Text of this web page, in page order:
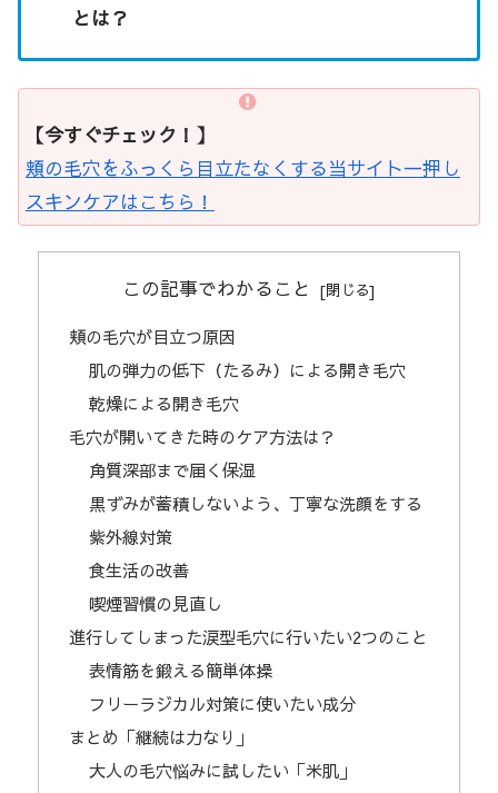
とは？
【今すぐチェック！】
頬の毛穴をふっくら目立たなくする当サイト一押し
スキンケアはこちら！
この記事でわかること
頬の毛穴が目立つ原因
肌の弾力の低下（たるみ）による開き毛穴
乾燥による開き毛穴
毛穴が開いてきた時のケア方法は？
角質深部まで届く保湿
黒ずみが蓄積しないよう、丁寧な洗顔をする
紫外線対策
食生活の改善
喫煙習慣の見直し
進行してしまった涙型毛穴に行いたい2つのこと
表情筋を鍛える簡単体操
フリーラジカル対策に使いたい成分
まとめ「継続は力なり」
大人の毛穴悩みに試したい「米肌」